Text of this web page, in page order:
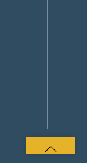
BACK
TO